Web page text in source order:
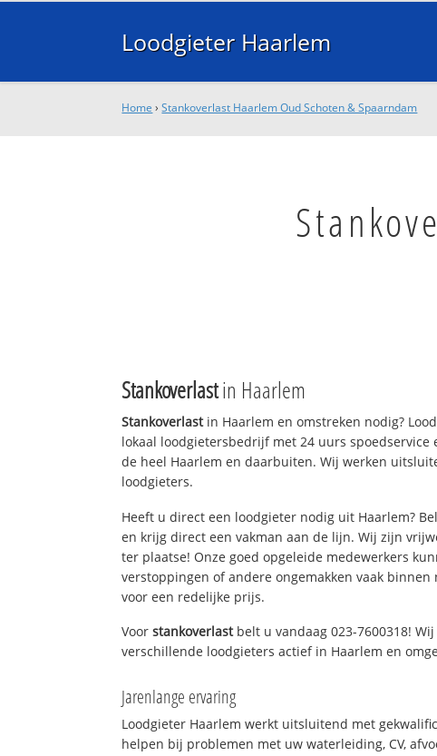
Loodgieter Haarlem
Home ›Stankoverlast Haarlem Oud Schoten & Spaarndam
Stankoverlastin Haarlem
Stankoverlastin Haarlem en omstreken nodig?
lokaal loodgietersbedrijf met 24 uurs spoedservice
de heel Haarlem en daarbuiten. Wij werken
loodgieters.
Heeft u direct een loodgieter nodig uit Haarlem?
en krijg direct een vakman aan de lijn. Wij zijn
ter plaatse! Onze goed opgeleide medewerkers
verstoppingen of andere ongemakken vaak
voor een redelijke prijs.
Voorstankoverlastbelt u vandaag 023-7600318!
verschillende loodgieters actief in Haarlem en
Jarenlange ervaring
Loodgieter Haarlem werkt uitsluitend met
helpen bij problemen met uw waterleiding, CV,